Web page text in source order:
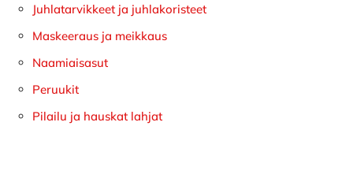
Juhlatarvikkeet ja juhlakoristeet
Maskeeraus ja meikkaus
Naamiaisasut
Peruukit
Pilailu ja hauskat lahjat